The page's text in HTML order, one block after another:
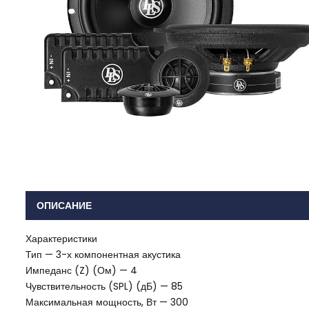
ОПИСАНИЕ
Характеристики
Тип — 3-х компонентная акустика
Импеданс (Z) (Ом) — 4
Чувствительность (SPL) (дБ) — 85
Максимальная мощность, Вт — 300